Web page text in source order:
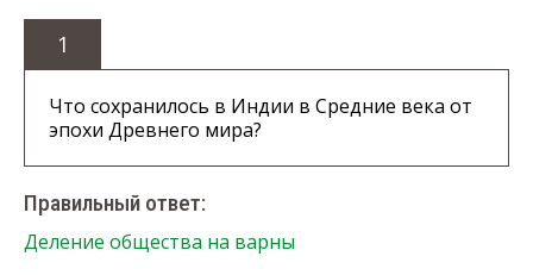
1
Что сохранилось в Индии в Средние века от
эпохи Древнего мира?
Правильный ответ:
Деление общества на варны